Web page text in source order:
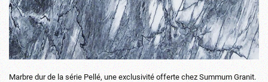
Marbre dur de la série Pellé, une exclusivité offerte chez Summum Granit.